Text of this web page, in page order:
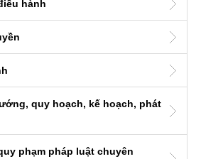
hành
quy hoạch, kế hoạch, phát
phạm pháp luật chuyên